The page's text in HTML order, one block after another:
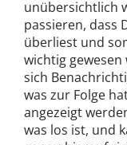
unübersichtlich
passieren, dass
überliest und
wichtig gewesen
sich
was zur Folge
angezeigt
was los ist, und